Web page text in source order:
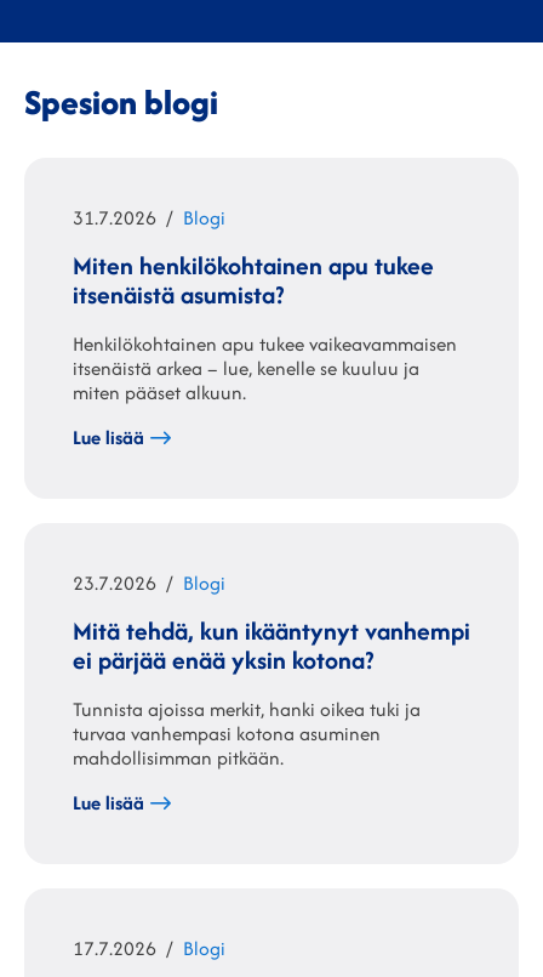
Spesion blogi
Julkaistu
31.7.2026 Kategoriat
Blogi
Miten henkilökohtainen apu tukee
itsenäistä asumista?
Henkilökohtainen apu tukee vaikeavammaisen
itsenäistä arkea – lue, kenelle se kuuluu ja
miten pääset alkuun.
Lue lisää
Julkaistu
23.7.2026 Kategoriat
Blogi
Mitä tehdä, kun ikääntynyt vanhempi
ei pärjää enää yksin kotona?
Tunnista ajoissa merkit, hanki oikea tuki ja
turvaa vanhempasi kotona asuminen
mahdollisimman pitkään.
Lue lisää
Julkaistu
17.7.2026 Kategoriat
Blogi